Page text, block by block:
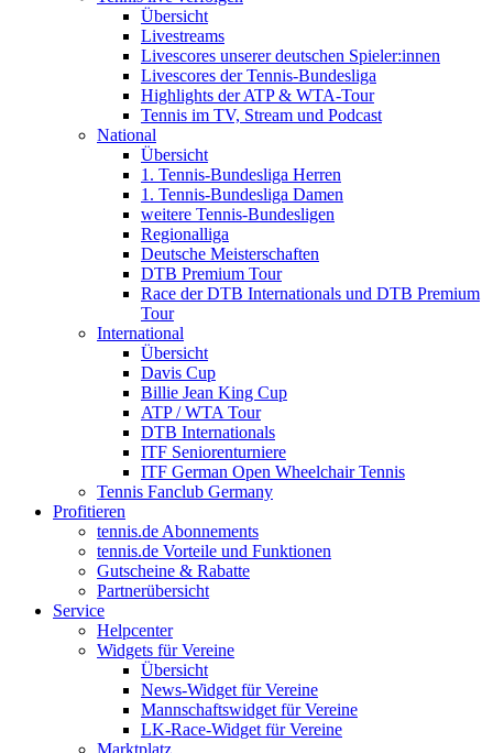
Übersicht
Livestreams
Livescores unserer deutschen Spieler:innen
Livescores der Tennis-Bundesliga
Highlights der ATP & WTA-Tour
Tennis im TV, Stream und Podcast
National
Übersicht
1. Tennis-Bundesliga Herren
1. Tennis-Bundesliga Damen
weitere Tennis-Bundesligen
Regionalliga
Deutsche Meisterschaften
DTB Premium Tour
Race der DTB Internationals und DTB Premium
Tour
International
Übersicht
Davis Cup
Billie Jean King Cup
ATP / WTA Tour
DTB Internationals
ITF Seniorenturniere
ITF German Open Wheelchair Tennis
Tennis Fanclub Germany
Profitieren
tennis.de Abonnements
tennis.de Vorteile und Funktionen
Gutscheine & Rabatte
Partnerübersicht
Service
Helpcenter
Widgets für Vereine
Übersicht
News-Widget für Vereine
Mannschaftswidget für Vereine
LK-Race-Widget für Vereine
Marktplatz